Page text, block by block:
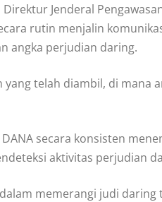
Jenderal
rutin menjalin
angka perjudian daring.
telah diambil, di mana
secara konsisten
aktivitas perjudian
memerangi judi